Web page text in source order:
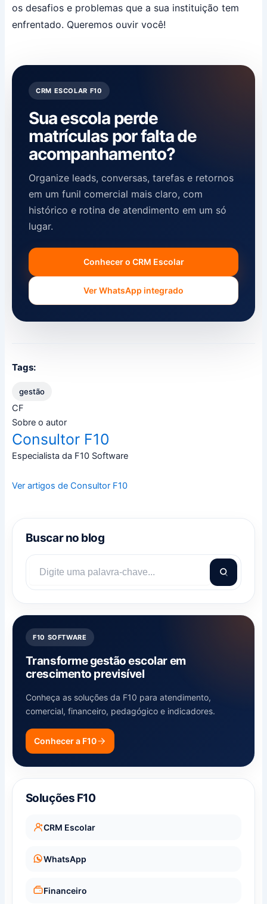
os desafios e problemas que a sua instituição tem
enfrentado. Queremos ouvir você!
CRM ESCOLAR F10
Sua escola perde
matrículas por falta de
acompanhamento?
Organize leads, conversas, tarefas e retornos
em um funil comercial mais claro, com
histórico e rotina de atendimento em um só
lugar.
Conhecer o CRM Escolar
Ver WhatsApp integrado
Tags:
gestão
CF
Sobre o autor
Consultor F10
Especialista da F10 Software
Ver artigos de Consultor F10
Buscar no blog
F10 SOFTWARE
Transforme gestão escolar em
crescimento previsível
Conheça as soluções da F10 para atendimento,
comercial, financeiro, pedagógico e indicadores.
Conhecer a F10
Soluções F10
CRM Escolar
WhatsApp
Financeiro